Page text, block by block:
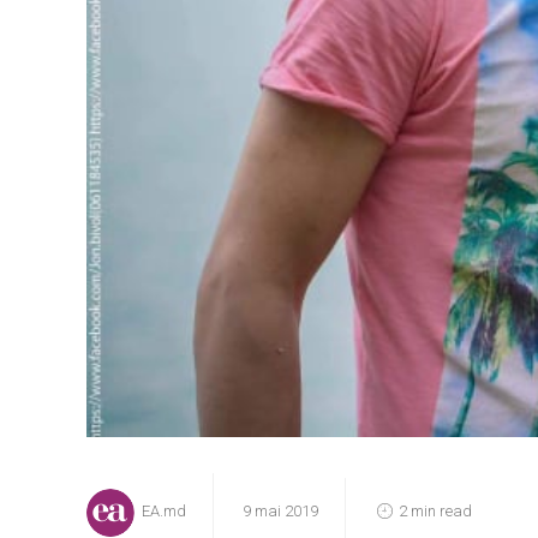
EA.md 9 mai 2019 2 min read